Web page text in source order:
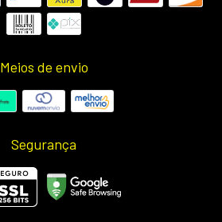
Meios de envio
Segurança